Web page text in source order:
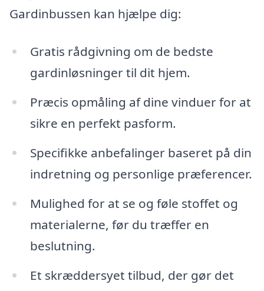
Gardinbussen kan hjælpe dig:
Gratis rådgivning om de bedste
gardinløsninger til dit hjem.
Præcis opmåling af dine vinduer for at
sikre en perfekt pasform.
Specifikke anbefalinger baseret på din
indretning og personlige præferencer.
Mulighed for at se og føle stoffet og
materialerne, før du træffer en
beslutning.
Et skræddersyet tilbud, der gør det